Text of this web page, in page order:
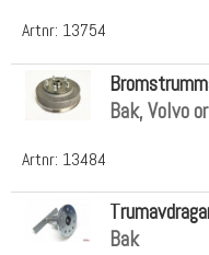
Artnr: 13754
Artnr: 13484
Bak, Volvo
Bak